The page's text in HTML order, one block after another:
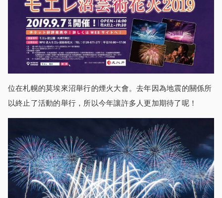
位在札幌的莫埃來沼舉行的煙火大會。去年因為地震的關係所
以終止了活動的舉行，所以今年讓許多人更加期待了呢！